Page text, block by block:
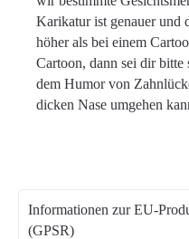
Karikatur ist genauer und
höher als bei einem
Cartoon, dann sei dir bitte
dem Humor von
dicken Nase umgehen
Informationen zur EU-
(GPSR)